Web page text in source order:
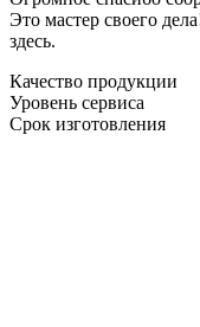
Это мастер своего
здесь.
Качество продукции
Уровень сервиса
Срок изготовления